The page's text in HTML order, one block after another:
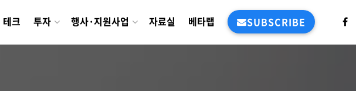
테크 투자 행사·지원사업 자료실 베타랩 SUBSCRIBE